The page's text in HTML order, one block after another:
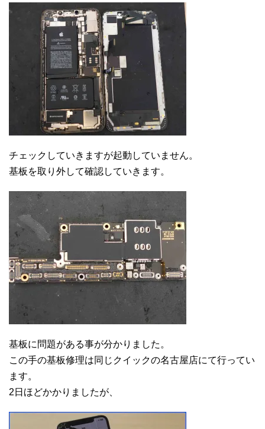
チェックしていきますが起動していません。
基板を取り外して確認していきます。
基板に問題がある事が分かりました。
この手の基板修理は同じクイックの名古屋店にて行ってい
ます。
2日ほどかかりましたが、